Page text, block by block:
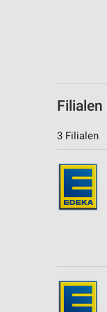
Filialen
3 Filialen